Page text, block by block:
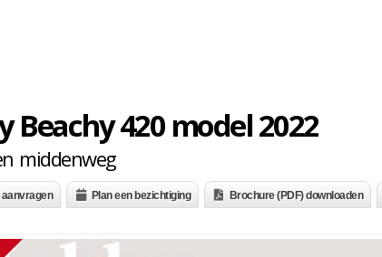
Beachy 420 model 2022
middenweg
aanvragen Plan een bezichtiging Brochure (PDF) downloaden